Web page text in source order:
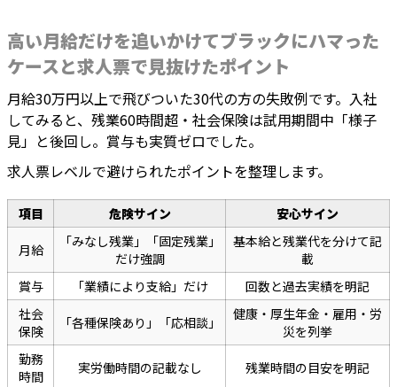
高い月給だけを追いかけてブラックにハマった
ケースと求人票で見抜けたポイント
月給30万円以上で飛びついた30代の方の失敗例です。入社
してみると、残業60時間超・社会保険は試用期間中「様子
見」と後回し。賞与も実質ゼロでした。
求人票レベルで避けられたポイントを整理します。
項目 危険サイン 安心サイン
月給
「みなし残業」「固定残業」
だけ強調
基本給と残業代を分けて記
載
賞与
「業績により支給」だけ
回数と過去実績を明記
社会
保険
「各種保険あり」「応相談」
健康・厚生年金・雇用・労
災を列挙
勤務
時間
実労働時間の記載なし 残業時間の目安を明記